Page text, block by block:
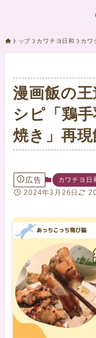
トップ カワチヨ日和 カワ
漫画飯の
シピ「鶏
焼き」再現
広告 カワチヨ日
2024年3月26日